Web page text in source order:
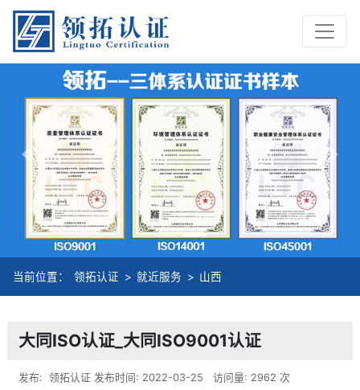
Previous
当前位置： 领拓认证 > 就近服务 > 山西
大同ISO认证_大同ISO9001认证
发布: 领拓认证 发布时间: 2022-03-25 访问量: 2962 次